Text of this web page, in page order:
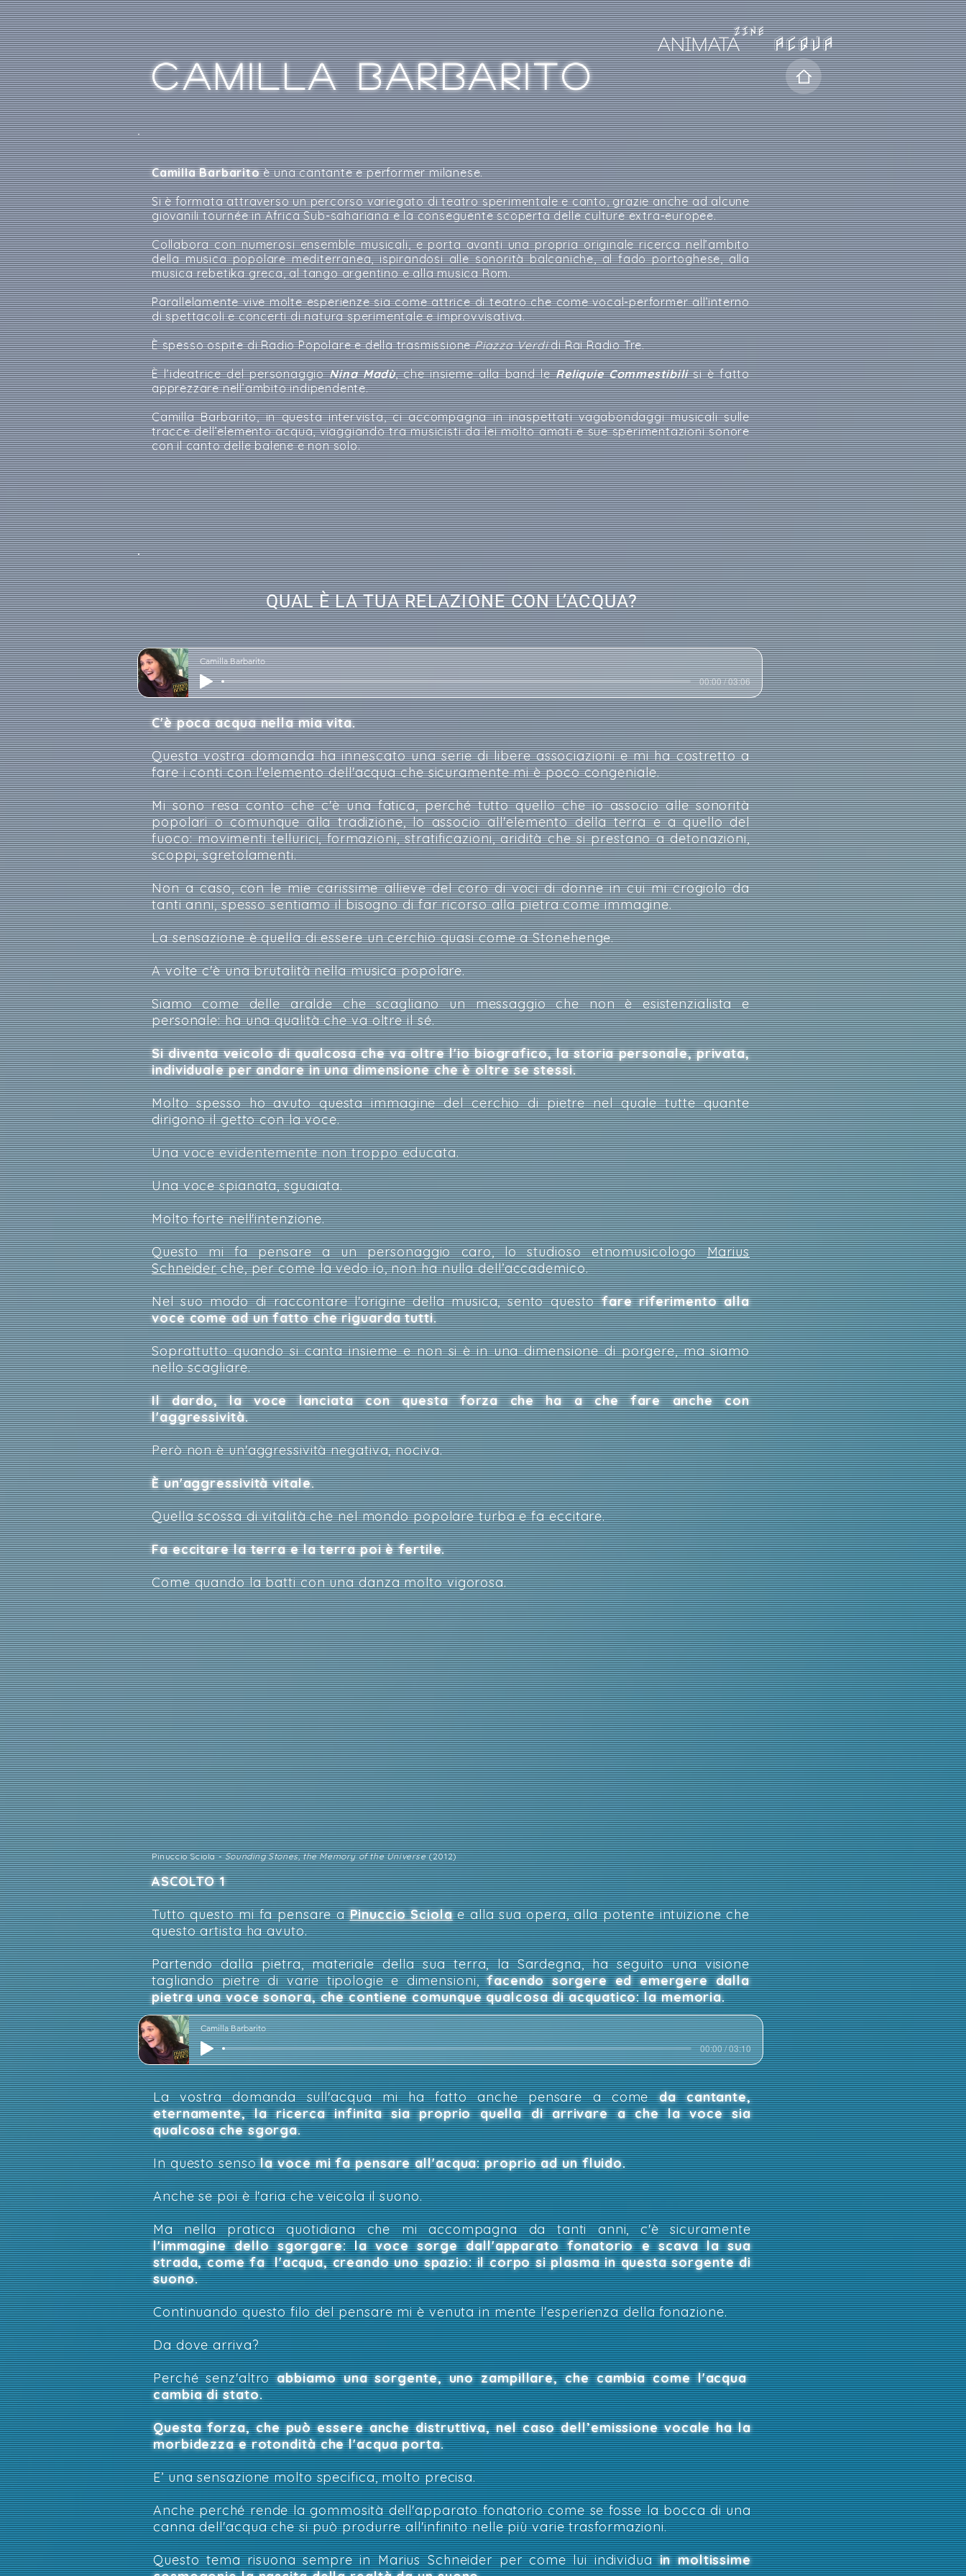
CAMILLA BARBARITO
ACQUA
Camilla Barbaritoè una cantante e performer milanese.
Si è formata attraverso un percorso variegato di teatro sperimentale e canto, grazie anche ad alcune
giovanili tournée in Africa Sub-sahariana e la conseguente scoperta delle culture extra-europee.
Collabora con numerosi ensemble musicali, e porta avanti una propria originale ricerca nell’ambito
della musica popolare mediterranea, ispirandosi alle sonorità balcaniche, al fado portoghese, alla
musica rebetika greca, al tango argentino e alla musica Rom.
Parallelamente vive molte esperienze sia come attrice di teatro che come vocal-performer all’interno
di spettacoli e concerti di natura sperimentale e improvvisativa.
È spesso ospite di Radio Popolare e della trasmissionePiazza Verdidi Rai Radio Tre.
È l’ideatrice del personaggioNina Madù, che insieme alla band leReliquie Commestibilisi è fatto
apprezzare nell’ambito indipendente.
Camilla Barbarito, in questa intervista, ci accompagna in inaspettati vagabondaggi musicali sulle
tracce dell’elemento acqua, viaggiando tra musicisti da lei molto amati e sue sperimentazioni sonore
con il canto delle balene e non solo.
QUAL È LA TUA RELAZIONE CON L’ACQUA?
Camilla Barbarito
00:00 / 03:06
C'è poca acqua nella mia vita.
Questa vostra domanda ha innescato una serie di libere associazioni e mi ha costretto a
fare i conti con l'elemento dell'acqua che sicuramente mi è poco congeniale.
Mi sono resa conto che c'è una fatica, perché tutto quello che io associo alle sonorità
popolari o comunque alla tradizione, lo associo all'elemento della terra e a quello del
fuoco: movimenti tellurici, formazioni, stratificazioni, aridità che si prestano a detonazioni,
scoppi, sgretolamenti.
Non a caso, con le mie carissime allieve del coro di voci di donne in cui mi crogiolo da
tanti anni, spesso sentiamo il bisogno di far ricorso alla pietra come immagine.
La sensazione è quella di essere un cerchio quasi come a Stonehenge.
A volte c'è una brutalità nella musica popolare.
Siamo come delle aralde che scagliano un messaggio che non è esistenzialista e
personale: ha una qualità che va oltre il sé.
Si diventa veicolo di qualcosa che va oltre l'io biografico, la storia personale, privata,
individuale per andare in una dimensione che è oltre se stessi.
Molto spesso ho avuto questa immagine del cerchio di pietre nel quale tutte quante
dirigono il getto con la voce.
Una voce evidentemente non troppo educata.
Una voce spianata, sguaiata.
Molto forte nell'intenzione.
Questo mi fa pensare a un personaggio caro, lo studioso etnomusicologoMarius
Schneiderche, per come la vedo io, non ha nulla dell’accademico.
Nel suo modo di raccontare l'origine della musica, sento questofare riferimento alla
voce come ad un fatto che riguarda tutti.
Soprattutto quando si canta insieme e non si è in una dimensione di porgere, ma siamo
nello scagliare.
Il dardo, la voce lanciata con questa forza che ha a che fare anche con
l'aggressività.
Però non è un'aggressività negativa, nociva.
È un'aggressività vitale.
Quella scossa di vitalità che nel mondo popolare turba e fa eccitare.
Fa eccitare la terra e la terra poi è fertile.
Come quando la batti con una danza molto vigorosa.
Pinuccio Sciola -Sounding Stones, the Memory of the Universe(2012)
ASCOLTO 1
Tutto questo mi fa pensare aPinuccio Sciolae alla sua opera, alla potente intuizione che
questo artista ha avuto.
Partendo dalla pietra, materiale della sua terra, la Sardegna, ha seguito una visione
tagliando pietre di varie tipologie e dimensioni,facendo sorgere ed emergere dalla
pietra una voce sonora, che contiene comunque qualcosa di acquatico: la memoria.
Camilla Barbarito
00:00 / 03:10
La vostra domanda sull'acqua mi ha fatto anche pensare a comeda cantante,
eternamente, la ricerca infinita sia proprio quella di arrivare a che la voce sia
qualcosa che sgorga.
In questo sensola voce mi fa pensare all'acqua: proprio ad un fluido.
Anche se poi è l'aria che veicola il suono.
Ma nella pratica quotidiana che mi accompagna da tanti anni, c'è sicuramente
l'immagine dello sgorgare: la voce sorge dall'apparato fonatorio e scava la sua
strada, come fa l'acqua, creando uno spazio: ilcorpo si plasma in questa sorgente di
suono.
Continuando questo filo del pensare mi è venuta in mente l'esperienza della fonazione.
Da dove arriva?
Perché senz'altroabbiamo una sorgente, uno zampillare, che cambia come l'acqua
cambia di stato.
Questa forza, che può essere anche distruttiva, nel caso dell’emissione vocale ha la
morbidezza e rotondità che l'acqua porta.
E’ una sensazione molto specifica, molto precisa.
Anche perché rende la gommosità dell'apparato fonatorio come se fosse la bocca di una
canna dell'acqua che si può produrre all'infinito nelle più varie trasformazioni.
Questo tema risuona sempre in Marius Schneider per come lui individuain moltissime